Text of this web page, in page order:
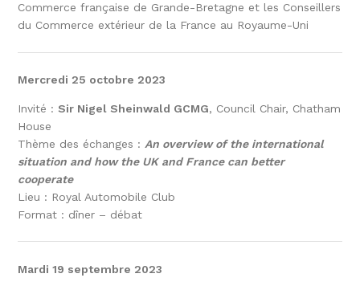
Commerce française de Grande-Bretagne et les Conseillers
du Commerce extérieur de la France au Royaume-Uni
Mercredi 25 octobre 2023
Invité :Sir Nigel Sheinwald GCMG, Council Chair, Chatham
House
Thème des échanges : An overview of the international
situation and how the UK and France can better
cooperate
Lieu : Royal Automobile Club
Format : dîner – débat
Mardi 19 septembre 2023